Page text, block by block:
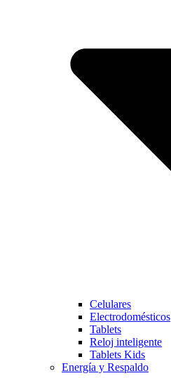
Celulares
Electrodomésticos
Tablets
Reloj inteligente
Tablets Kids
Energía y Respaldo